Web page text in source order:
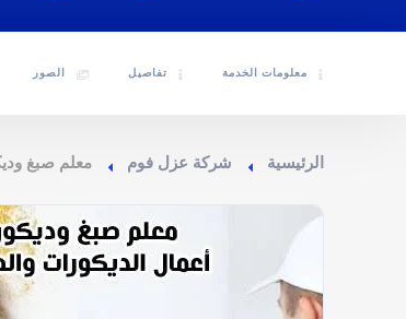
معلومات الخدمة تفاصيل الصور
الرئيسية شركة عزل فوم معلم صبغ